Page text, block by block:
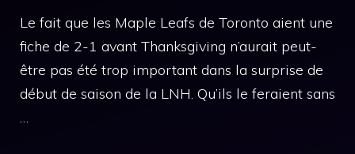
Le fait que les Maple Leafs de Toronto aient une
fiche de 2-1 avant Thanksgiving n’aurait peut-
être pas été trop important dans la surprise de
début de saison de la LNH. Qu’ils le feraient sans
…